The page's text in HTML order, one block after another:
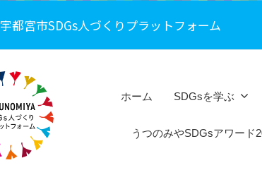
宇都宮市SDGs人づくりプラットフォーム
ホーム SDGsを学ぶ
うつのみやSDGsアワード